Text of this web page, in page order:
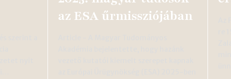
az ESA űrmissziójában